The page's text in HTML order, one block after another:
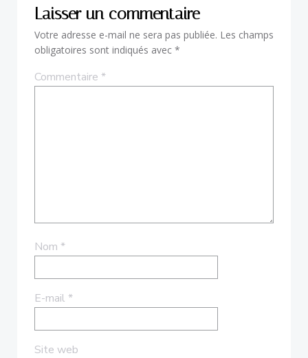
Laisser un commentaire
Votre adresse e-mail ne sera pas publiée. Les champs
obligatoires sont indiqués avec *
Commentaire *
Nom *
E-mail *
Site web